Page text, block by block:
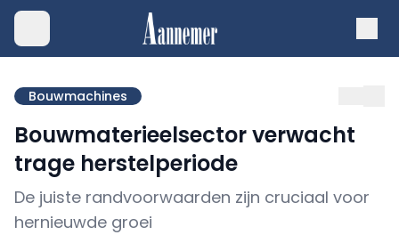
Bouwmachines
Bouwmaterieelsector verwacht
trage herstelperiode
De juiste randvoorwaarden zijn cruciaal voor
hernieuwde groei